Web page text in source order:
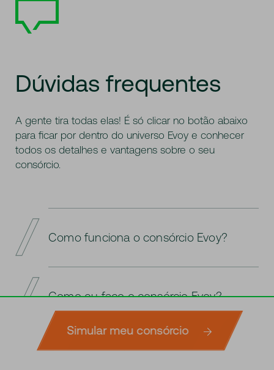
Dúvidas frequentes
A gente tira todas elas! É só clicar no botão abaixo
para ficar por dentro do universo Evoy e conhecer
todos os detalhes e vantagens sobre o seu
consórcio.
Como funciona o consórcio Evoy?
A retirada do bem ou a utilização do serviço
desejado pode ser planejada ao longo do
período, com opção de contemplação
Como eu faço o consórcio Evoy?
É preciso primeiro escolher uma instituição,
que será a administradora desse consórcio.
E vale a pena fazer um consórcio?
Simular meu consórcio
Simule agora